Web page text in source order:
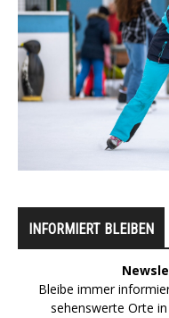
INFORMIERT BLEIBEN
Bleibe immer
sehenswerte Orte